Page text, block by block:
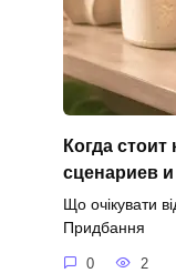
Когда
сценариев
Що очікувати
Придбання
0 2